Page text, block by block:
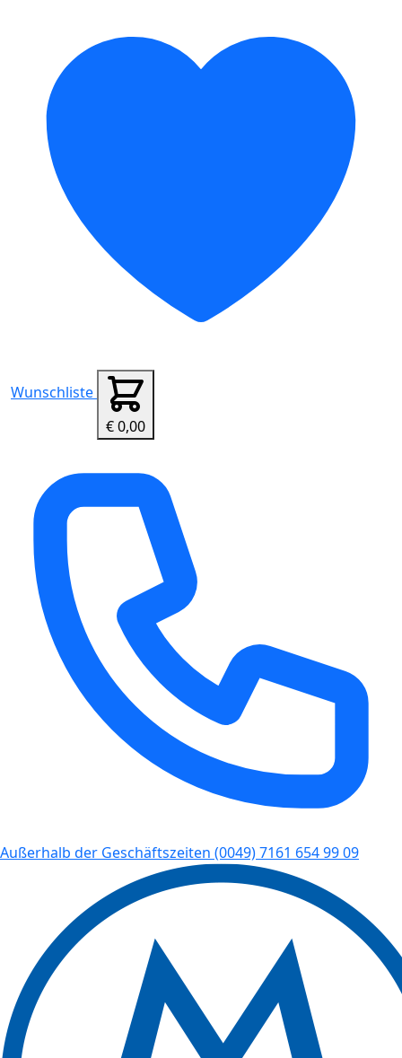
Wunschliste
€ 0,00
Außerhalb der Geschäftszeiten (0049) 7161 654 99 09